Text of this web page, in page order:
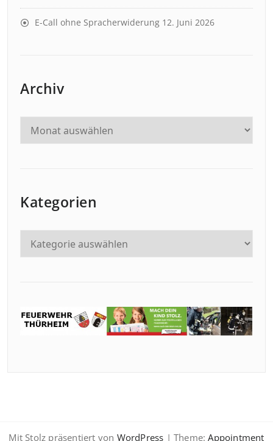
E-Call ohne Spracherwiderung 12. Juni 2026
Archiv
Kategorien
Mit Stolz präsentiert von WordPress | Theme: Appointment